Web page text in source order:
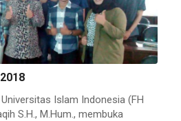
Islam Indonesia (FH
S.H., M.Hum., membuka